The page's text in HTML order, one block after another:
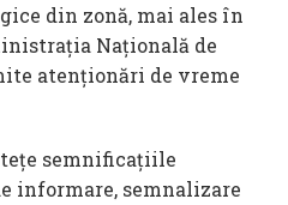
din zonă, mai ales în
Națională de
atenționări de vreme
semnificațiile
informare, semnalizare